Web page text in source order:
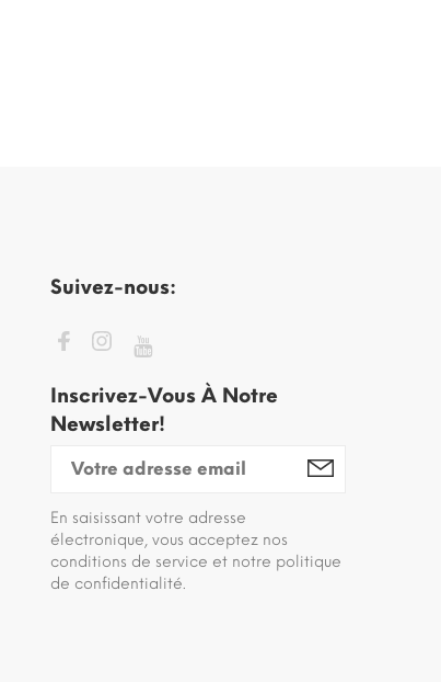
Suivez-nous:
Inscrivez-Vous À Notre
Newsletter!
En saisissant votre adresse
électronique, vous acceptez nos
conditions de service et notre politique
de confidentialité.